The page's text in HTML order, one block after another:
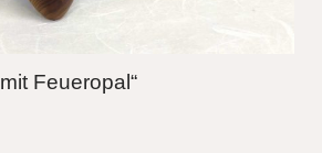
Feueropal“